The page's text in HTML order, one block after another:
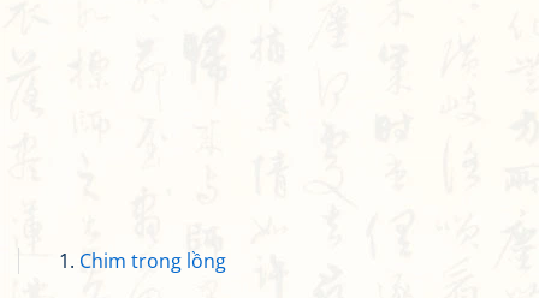
Chim trong lồng